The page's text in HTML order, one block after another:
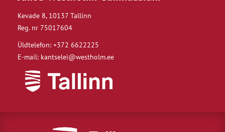
Kevade 8, 10137 Tallinn
Reg. nr 75017604
Üldtelefon: +372 6622225
E-mail: kantselei@westholm.ee